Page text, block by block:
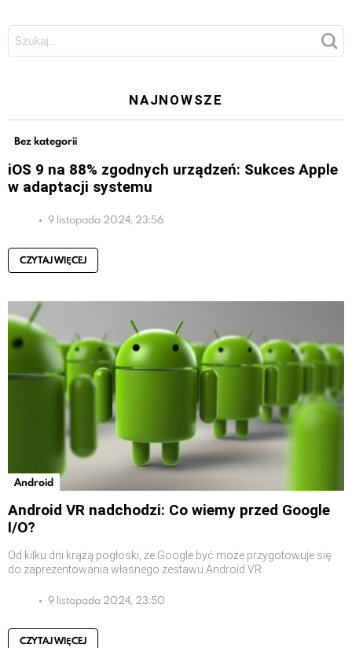
NAJNOWSZE
Bez kategorii
iOS 9 na 88% zgodnych urządzeń: Sukces Apple
w adaptacji systemu
9 listopada 2024, 23:56
CZYTAJ WIĘCEJ
Android
Android VR nadchodzi: Co wiemy przed Google
I/O?
Od kilku dni krążą pogłoski, że Google być może przygotowuje się
do zaprezentowania własnego zestawu Android VR
9 listopada 2024, 23:50
CZYTAJ WIĘCEJ